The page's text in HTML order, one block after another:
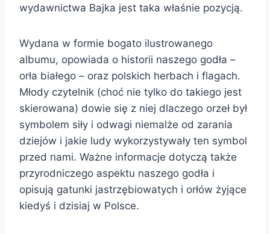
wydawnictwa Bajka jest taka właśnie pozycją.
Wydana w formie bogato ilustrowanego
albumu, opowiada o historii naszego godła –
orła białego – oraz polskich herbach i flagach.
Młody czytelnik (choć nie tylko do takiego jest
skierowana) dowie się z niej dlaczego orzeł był
symbolem siły i odwagi niemalże od zarania
dziejów i jakie ludy wykorzystywały ten symbol
przed nami. Ważne informacje dotyczą także
przyrodniczego aspektu naszego godła i
opisują gatunki jastrzębiowatych i orłów żyjące
kiedyś i dzisiaj w Polsce.